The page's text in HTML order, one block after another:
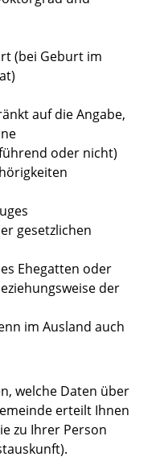
(bei Geburt im
auf die Angabe,
oder nicht)
gesetzlichen
Ehegatten oder
der
im Ausland auch
welche Daten über
erteilt Ihnen
zu Ihrer Person